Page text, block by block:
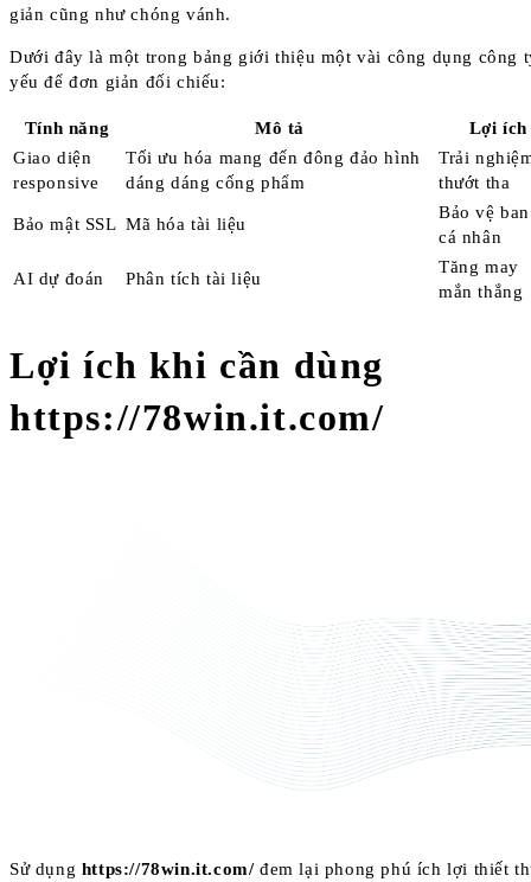
giản cũng như chóng vánh.
Dưới đây là một trong bảng giới thiệu một vài công dụng công
yếu để đơn giản đối chiếu:
Tính năng Mô tả
Lợi ích
Giao diện
responsive
Tối ưu hóa mang đến đông đảo hình
dáng dáng cống phẩm
Trải
thướt tha
Bảo mật SSL Mã hóa tài liệu
Bảo vệ
cá nhân
AI dự đoán Phân tích tài liệu
Tăng may
mắn thắng
Lợi ích khi cần dùng
https://78win.it.com/
Sử dụng https://78win.it.com/đem lại phong phú ích lợi thiết